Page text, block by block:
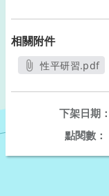
相關附件
性平研習.pdf
下架日期：
點閱數：